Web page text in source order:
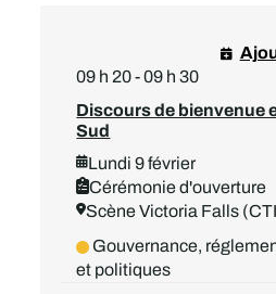
09 h 20 - 09 h 30
Discours de bienvenue
Sud
Lundi 9 février
Cérémonie d'ouverture
Scène Victoria Falls
Gouvernance,
et politiques